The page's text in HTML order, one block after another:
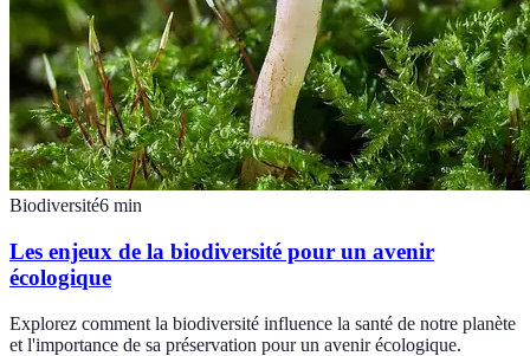
Biodiversité6 min
Les enjeux de la biodiversité pour un avenir
écologique
Explorez comment la biodiversité influence la santé de notre planète
et l'importance de sa préservation pour un avenir écologique.